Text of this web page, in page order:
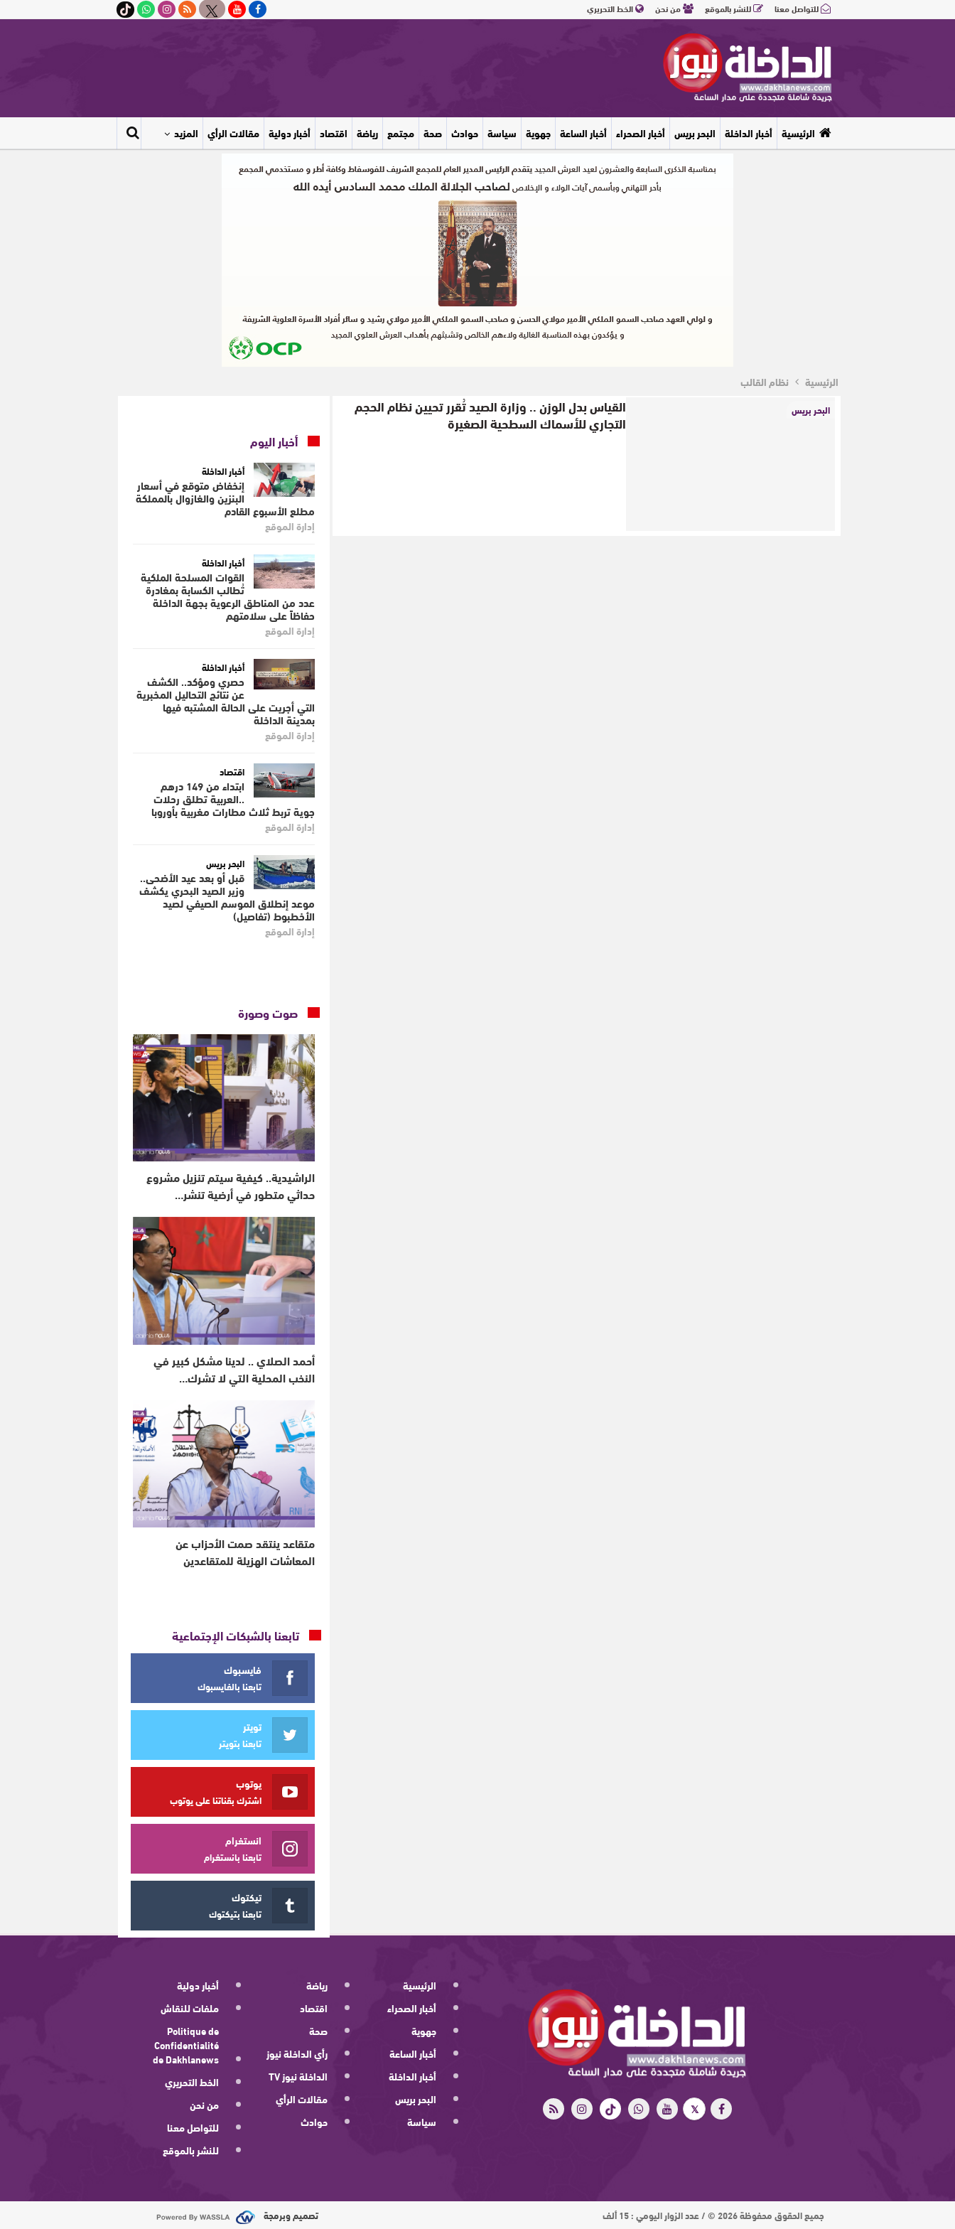
للتواصل معنا للنشر بالموقع من نحن الخط التحريري
الرئيسية أخبار الداخلة البحر بريس أخبار الصحراء أخبار الساعة جهوية سياسة حوادث صحة مجتمع رياضة اقتصاد أخبار دولية مقالات الرأي المزيد
الرئيسية نظام القالب
البحر بريس القياس بدل الوزن .. وزارة الصيد تُقرر تحيين نظام الحجم
التجاري للأسماك السطحية الصغيرة
أخبار اليوم
أخبار الداخلة
إنخفاض متوقع في أسعار
البنزين والغازوال بالمملكة
مطلع الأسبوع القادم
إدارة الموقع
أخبار الداخلة
القوات المسلحة الملكية
تُطالب الكسابة بمغادرة
عدد من المناطق الرعوية بجهة الداخلة
حفاظاً على سلامتهم
إدارة الموقع
أخبار الداخلة
حصري ومؤكد.. الكشف
عن نتائج التحاليل المخبرية
التي أجريت على الحالة المشتبه فيها
بمدينة الداخلة
إدارة الموقع
اقتصاد
ابتداء من 149 درهم
..العربية تطلق رحلات
جوية تربط ثلاث مطارات مغربية بأوروبا
إدارة الموقع
البحر بريس
قبل أو بعد عيد الأضحى..
وزير الصيد البحري يكشف
موعد إنطلاق الموسم الصيفي لصيد
الأخطبوط (تفاصيل)
إدارة الموقع
صوت وصورة
الراشيدية.. كيفية سيتم تنزيل مشروع
حداثي متطور في أرضية تنشر…
أحمد الصلاي .. لدينا مشكل كبير في
النخب المحلية التي لا تشرك…
متقاعد ينتقد صمت الأحزاب عن
المعاشات الهزيلة للمتقاعدين
تابعنا بالشبكات الإجتماعية
فايسبوك
تابعنا بالفايسبوك
تويتر
تابعنا بتويتر
يوتوب
اشترك بقناتنا على يوتوب
انستغرام
تابعنا بانستغرام
تيكتوك
تابعنا بتيكتوك
الرئيسية
أخبار الصحراء
جهوية
أخبار الساعة
أخبار الداخلة
البحر بريس
سياسة
رياضة
اقتصاد
صحة
رأي الداخلة نيوز
الداخلة نيوز TV
مقالات الرأي
حوادث
أخبار دولية
ملفات للنقاش
Politique de
Confidentialité
de Dakhlanews
الخط التحريري
من نحن
للتواصل معنا
للنشر بالموقع
جميع الحقوق محفوظة 2026 © / عدد الزوار اليومي : 15 ألف تصميم وبرمجة